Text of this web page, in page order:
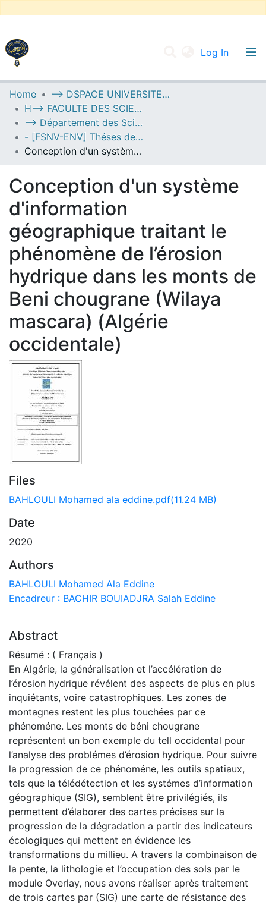
Log In
UNIVERSITY OF D.L SIDI BEL ABBES
Communities & Collections
All of DSpace
Statistics
Home
--> DSPACE UNIVERSITE DJILALLI LIABES DE SIDI BEL ABBES
H--> FACULTE DES SCIENCES DE LA NATURE ET DE LA VIE
--> Département des Sciences de l’Environnement
- [FSNV-ENV] Théses de Master II
Conception d'un système d'information géographique traitant le phénomène de l’érosion hydrique dans les monts de Beni chougrane (Wilaya mascara) (Algérie occidentale)
Conception d'un système
d'information
géographique traitant le
phénomène de l’érosion
hydrique dans les monts de
Beni chougrane (Wilaya
mascara) (Algérie
occidentale)
Files
BAHLOULI Mohamed ala eddine.pdf(11.24 MB)
Date
2020
Authors
BAHLOULI Mohamed Ala Eddine
Encadreur : BACHIR BOUIADJRA Salah Eddine
Abstract
Résumé : ( Français )
En Algérie, la généralisation et l’accélération de
l’érosion hydrique révélent des aspects de plus en plus
inquiétants, voire catastrophiques. Les zones de
montagnes restent les plus touchées par ce
phénoméne. Les monts de béni chougrane
représentent un bon exemple du tell occidental pour
l’analyse des problémes d’érosion hydrique. Pour suivre
la progression de ce phénoméne, les outils spatiaux,
tels que la télédétection et les systémes d’information
géographique (SIG), semblent être privilégiés, ils
permettent d’élaborer des cartes précises sur la
progression de la dégradation a partir des indicateurs
écologiques qui mettent en évidence les
transformations du millieu. A travers la combinaison de
la pente, la lithologie et l’occupation des sols par le
module Overlay, nous avons réaliser après traitement
de trois cartes par (SIG) une carte de résistance des